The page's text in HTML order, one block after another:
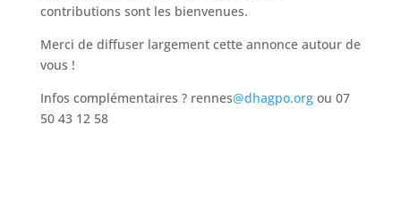
contributions sont les bienvenues.
Merci de diffuser largement cette annonce autour de
vous !
Infos complémentaires ? rennes@dhagpo.orgou 07
50 43 12 58